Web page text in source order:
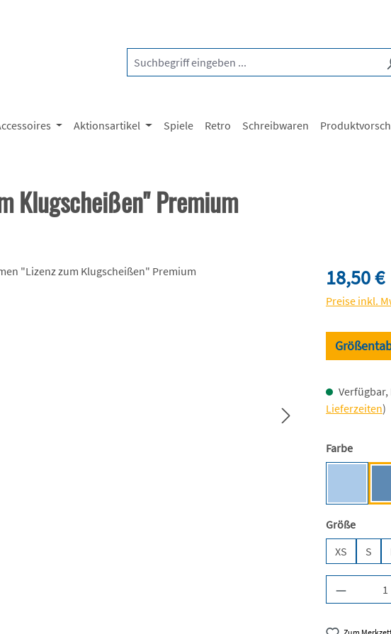
Aktionsartikel Spiele Retro Schreibwaren
Klugscheißen" Premium
Regulärer
18,50 €
Preise inkl.
Verfügbar,
Lieferzeiten)
Farbe
Größe
XS
S